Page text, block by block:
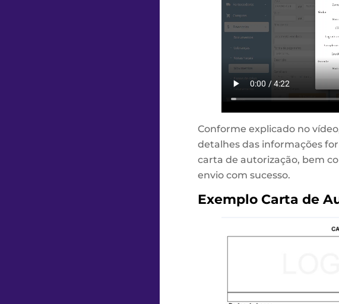
Conforme explicado no
detalhes das informações
carta de autorização, bem
envio com sucesso.
Exemplo Carta de